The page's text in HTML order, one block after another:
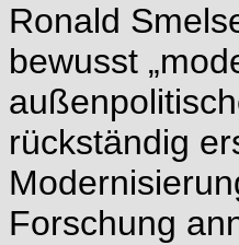
Ronald
bewusst
rückständig
Forschung